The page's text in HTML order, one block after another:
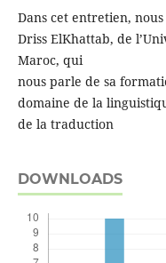
Dans cet entretien,
Driss ElKhattab, de
Maroc, qui
nous parle de sa
domaine de la
de la traduction
DOWNLOADS